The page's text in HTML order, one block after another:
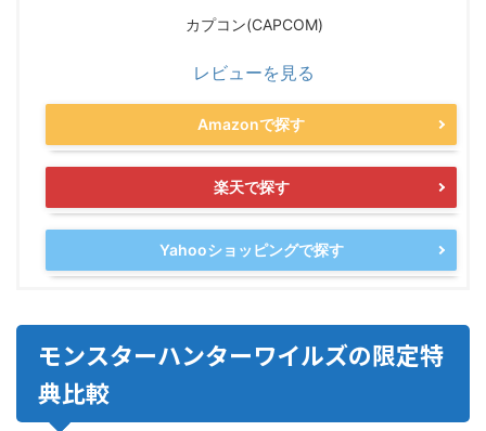
カプコン(CAPCOM)
レビューを見る
Amazonで探す
楽天で探す
Yahooショッピングで探す
モンスターハンターワイルズの限定特
典比較